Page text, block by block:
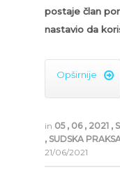
postaje član
nastavio da
Opširnije 
in 05 , 06 , 2021 ,
, SUDSKA
21/06/2021